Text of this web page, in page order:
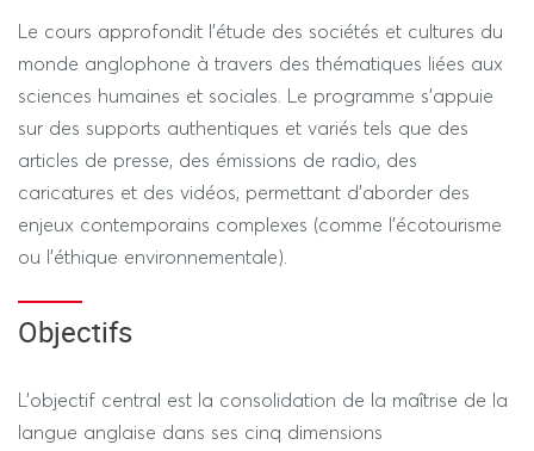
Le cours approfondit l’étude des sociétés et cultures du
monde anglophone à travers des thématiques liées aux
sciences humaines et sociales. Le programme s'appuie
sur des supports authentiques et variés tels que des
articles de presse, des émissions de radio, des
caricatures et des vidéos, permettant d'aborder des
enjeux contemporains complexes (comme l'écotourisme
ou l'éthique environnementale).
Objectifs
L'objectif central est la consolidation de la maîtrise de la
langue anglaise dans ses cinq dimensions